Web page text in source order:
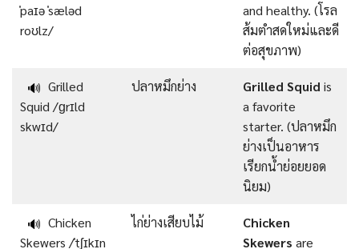
ˈpaɪə ˈsæləd
roʊlz/
and healthy. (โรล
ส้มตำสดใหม่และดี
ต่อสุขภาพ)
🔊 Grilled
Squid /ɡrɪld
skwɪd/
ปลาหมึกย่าง Grilled Squid is
a favorite
starter. (ปลาหมึก
ย่างเป็นอาหาร
เรียกน้ำย่อยยอด
นิยม)
🔊 Chicken
Skewers /ˈtʃɪkɪn
ไก่ย่างเสียบไม้
Chicken
Skewers are